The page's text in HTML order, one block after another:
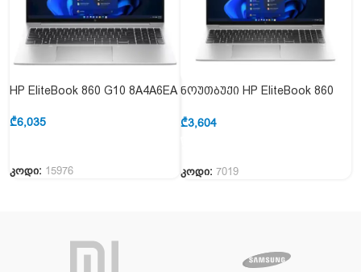
HP EliteBook 860 G10 8A4A6EA
₾6,035
კოდი: 15976
ნოუთბუქი HP EliteBook 860
₾3,604
კოდი: 7019